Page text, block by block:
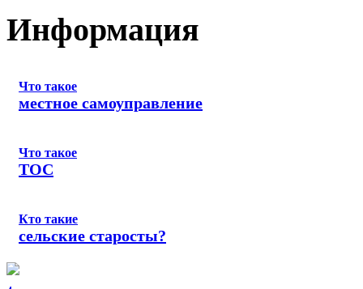
Информация
Что такое
местное самоуправление
Что такое
ТОС
Кто такие
сельские старосты?